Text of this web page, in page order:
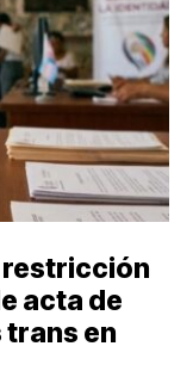
restricción
acta de
en